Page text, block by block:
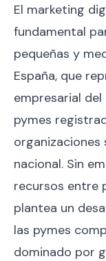
El marketing
fundamental
pequeñas y
España, que
empresarial del
pymes
organizaciones
nacional. Sin
recursos entre
plantea un
las pymes
dominado por